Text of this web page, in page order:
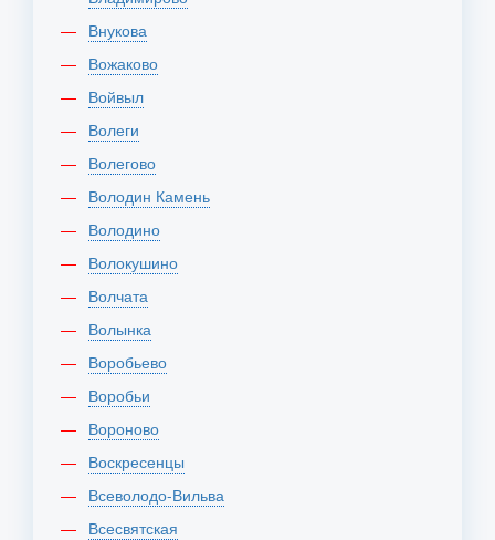
Внукова
Вожаково
Войвыл
Волеги
Волегово
Володин Камень
Володино
Волокушино
Волчата
Волынка
Воробьево
Воробьи
Вороново
Воскресенцы
Всеволодо-Вильва
Всесвятская